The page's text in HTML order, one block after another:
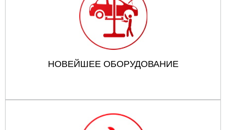
НОВЕЙШЕЕ ОБОРУДОВАНИЕ